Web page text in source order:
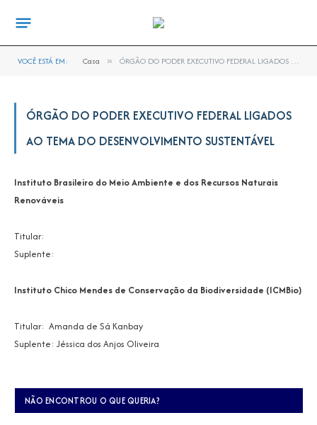
VOCÊ ESTÁ EM: Casa » ÓRGÃO DO PODER EXECUTIVO FEDERAL LIGADOS AO TEMA DO DESENVOLVIMENTO SUSTENTÁVEL
ÓRGÃO DO PODER EXECUTIVO FEDERAL LIGADOS
AO TEMA DO DESENVOLVIMENTO SUSTENTÁVEL
Instituto Brasileiro do Meio Ambiente e dos Recursos Naturais
Renováveis
Titular:
Suplente:
Instituto Chico Mendes de Conservação da Biodiversidade (ICMBio)
Titular: Amanda de Sá Kanbay
Suplente: Jéssica dos Anjos Oliveira
NÃO ENCONTROU O QUE QUERIA?